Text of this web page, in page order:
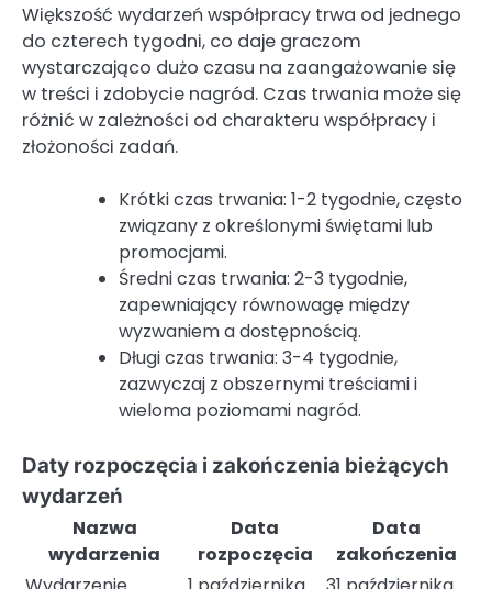
Większość wydarzeń współpracy trwa od jednego
do czterech tygodni, co daje graczom
wystarczająco dużo czasu na zaangażowanie się
w treści i zdobycie nagród. Czas trwania może się
różnić w zależności od charakteru współpracy i
złożoności zadań.
Krótki czas trwania: 1-2 tygodnie, często
związany z określonymi świętami lub
promocjami.
Średni czas trwania: 2-3 tygodnie,
zapewniający równowagę między
wyzwaniem a dostępnością.
Długi czas trwania: 3-4 tygodnie,
zazwyczaj z obszernymi treściami i
wieloma poziomami nagród.
Daty rozpoczęcia i zakończenia bieżących
wydarzeń
Nazwa
wydarzenia
Data
rozpoczęcia
Data
zakończenia